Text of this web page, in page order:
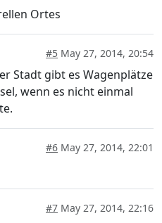
Ortes
#5 May 27, 2014, 20:54
Stadt gibt es Wagenplätze
wenn es nicht einmal
#6 May 27, 2014, 22:01
#7 May 27, 2014, 22:16